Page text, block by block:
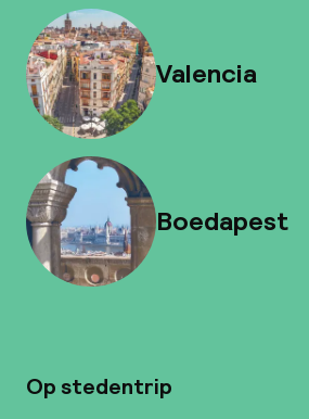
Valencia
Boedapest
Op stedentrip